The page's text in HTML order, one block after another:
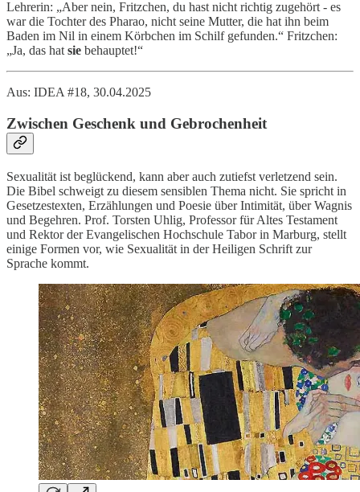
Lehrerin: „Aber nein, Fritzchen, du hast nicht richtig zugehört - es
war die Tochter des Pharao, nicht seine Mutter, die hat ihn beim
Baden im Nil in einem Körbchen im Schilf gefunden.“ Fritzchen:
„Ja, das hat sie behauptet!“
Aus: IDEA #18, 30.04.2025
Zwischen Geschenk und Gebrochenheit
Sexualität ist beglückend, kann aber auch zutiefst verletzend sein.
Die Bibel schweigt zu diesem sensiblen Thema nicht. Sie spricht in
Gesetzestexten, Erzählungen und Poesie über Intimität, über Wagnis
und Begehren. Prof. Torsten Uhlig, Professor für Altes Testament
und Rektor der Evangelischen Hochschule Tabor in Marburg, stellt
einige Formen vor, wie Sexualität in der Heiligen Schrift zur
Sprache kommt.